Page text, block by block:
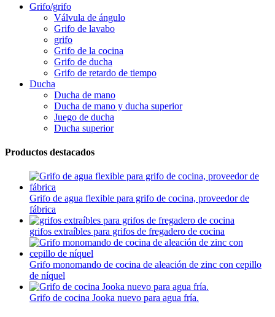
Grifo/grifo
Válvula de ángulo
Grifo de lavabo
grifo
Grifo de la cocina
Grifo de ducha
Grifo de retardo de tiempo
Ducha
Ducha de mano
Ducha de mano y ducha superior
Juego de ducha
Ducha superior
Productos destacados
Grifo de agua flexible para grifo de cocina, proveedor de
fábrica
grifos extraíbles para grifos de fregadero de cocina
Grifo monomando de cocina de aleación de zinc con cepillo
de níquel
Grifo de cocina Jooka nuevo para agua fría.